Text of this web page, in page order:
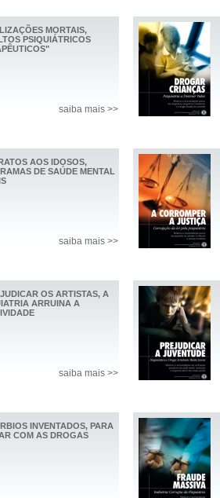
MORTAIS,
PSIQUIÁTRICOS
saiba mais >>
AOS IDOSOS,
DE SAÚDE MENTAL
saiba mais >>
OS ARTISTAS, A
ARRUINA A
saiba mais >>
INVENTADOS, PARA
COM AS DROGAS